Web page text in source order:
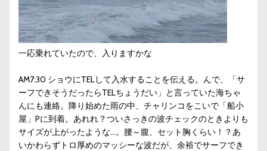
一応乗れていたので、入りますかな
AM7:30 ショウにTELして入水することを伝える。んで、「サ
ーフできそうだったらTELちょうだい」と言っていた海ちゃ
んにも連絡。降り始めた雨の中、チャリンコをこいで「船小
屋」Pに到着。あれれ？ついさっきの波チェックのときよりも
サイズが上がったような…。腰～腹、セット胸くらい！？あ
いかわらずトロ厚めのマッシーな波だが、余裕でサーフでき